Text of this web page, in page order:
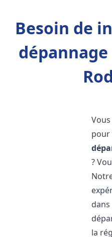
Besoin de
pour
?
la